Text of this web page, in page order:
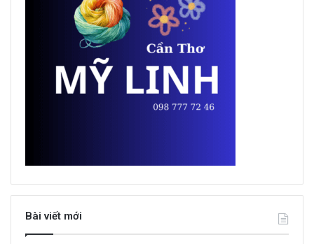
Bài viết mới